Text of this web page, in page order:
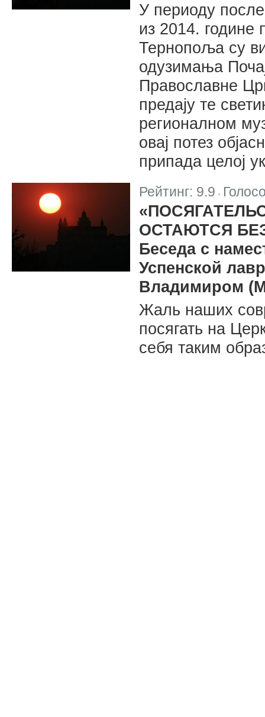
У периоду после
из 2014. године
Тернопоља су
одузимања
Православне
предају те
регионалном
овај потез
припада целој
Рейтинг: 9.9
ОСТАЮТСЯ
Беседа с
Успенской
Владимиром
Жаль наших
посягать на
себя таким